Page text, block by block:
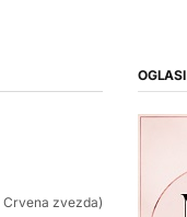
Crvena zvezda)
OGLASI